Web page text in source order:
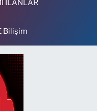
İLANLAR
Bilişim